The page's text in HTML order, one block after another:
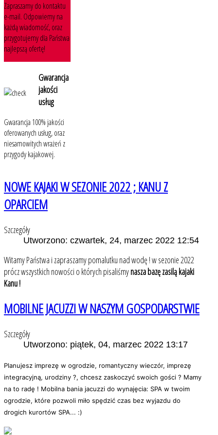
Zapraszamy do kontaktu
e-mail. Odpowiemy na
każdą wiadomość, oraz
przygotujemy dla Państwa
najlepszą ofertę!
Gwarancja
jakości
usług
Gwarancja 100% jakości
oferowanych usług, oraz
niesamowitych wrażeń z
przygody kajakowej.
NOWE KAJAKI W SEZONIE 2022 ; KANU Z
OPARCIEM
Szczegóły
Utworzono: czwartek, 24, marzec 2022 12:54
Witamy Państwa i zapraszamy pomalutku nad wodę ! w sezonie 2022
prócz wszystkich nowości o których pisaliśmynasza bazę zasilą kajaki
Kanu !
MOBILNE JACUZZI W NASZYM GOSPODARSTWIE
Szczegóły
Utworzono: piątek, 04, marzec 2022 13:17
Planujesz imprezę w ogrodzie, romantyczny wieczór, imprezę
integracyjną, urodziny ?, chcesz zaskoczyć swoich gości ? Mamy
na to radę ! Mobilna bania jacuzzi do wynajęcia: SPA w twoim
ogrodzie, które pozwoli miło spędzić czas bez wyjazdu do
drogich kurortów SPA... :)